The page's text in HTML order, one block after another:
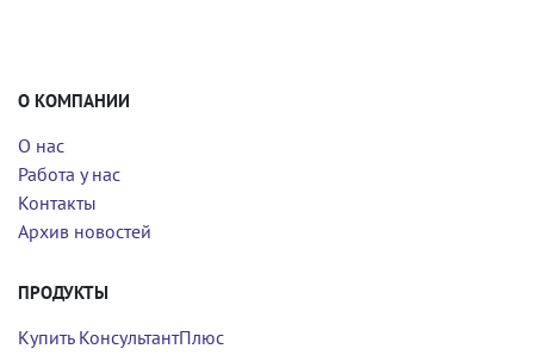
О КОМПАНИИ
О нас
Работа у нас
Контакты
Архив новостей
ПРОДУКТЫ
Купить КонсультантПлюс